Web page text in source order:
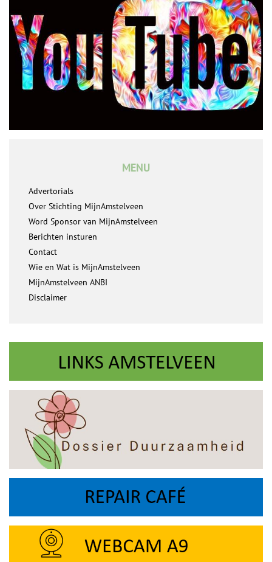
MENU
Advertorials
Over Stichting MijnAmstelveen
Word Sponsor van MijnAmstelveen
Berichten insturen
Contact
Wie en Wat is MijnAmstelveen
MijnAmstelveen ANBI
Disclaimer